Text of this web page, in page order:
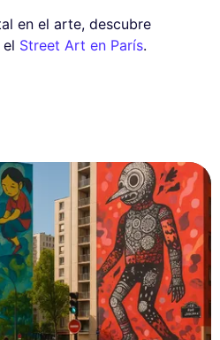
en el arte, descubre
Street Art en París.